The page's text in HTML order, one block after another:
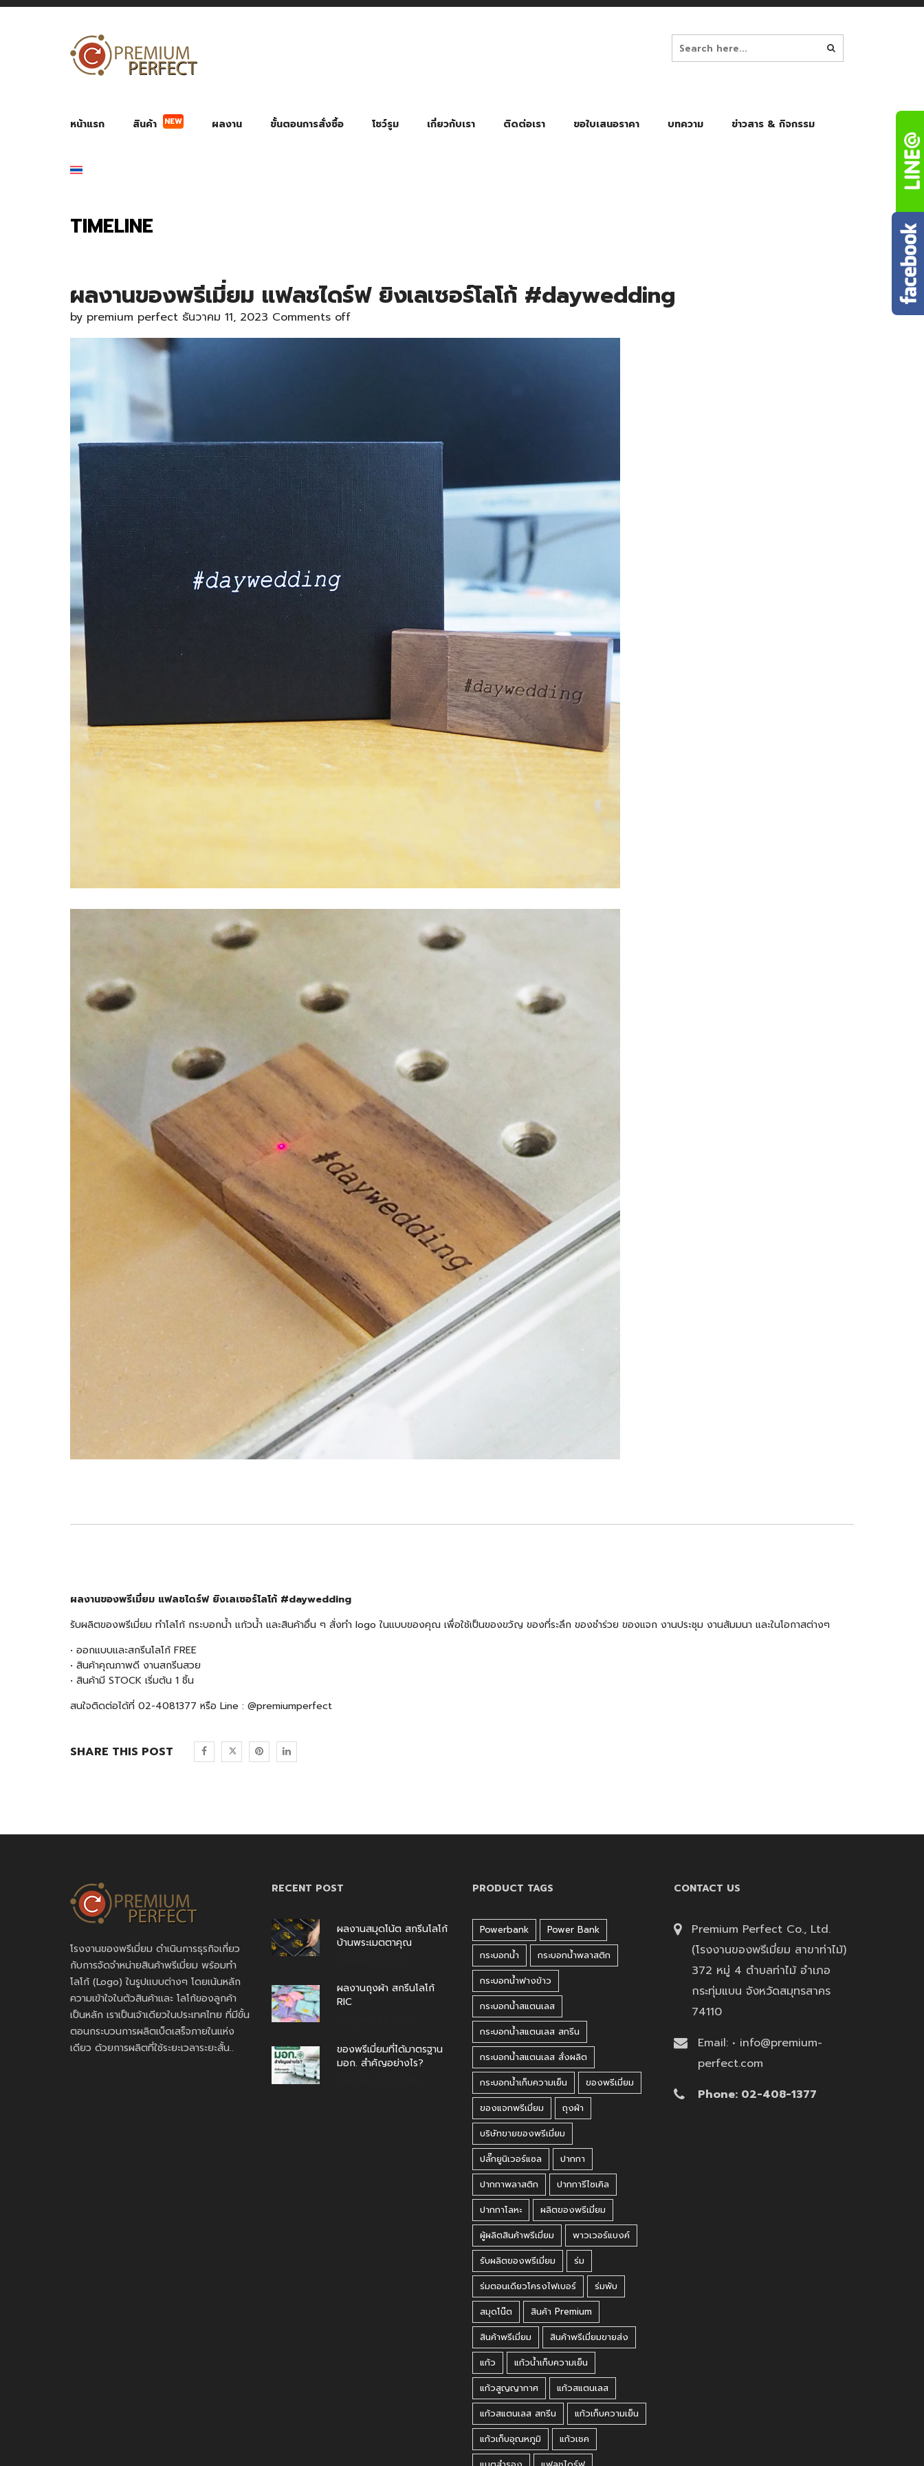
หน้าแรก สินค้า NEW ผลงาน ขั้นตอนการสั่งซื้อ โชว์รูม เกี่ยวกับเรา ติดต่อเรา ขอใบเสนอราคา บทความ ข่าวสาร & กิจกรรม
TIMELINE
ผลงานของพรีเมี่ยม แฟลชไดร์ฟ ยิงเลเซอร์โลโก้ #daywedding
by premium perfect ธันวาคม 11, 2023 Comments off
ผลงานของพรีเมี่ยม แฟลชไดร์ฟ ยิงเลเซอร์โลโก้ #daywedding
รับผลิตของพรีเมี่ยม ทำโลโก้ กระบอกน้ำ แก้วน้ำ และสินค้าอื่น ๆ สั่งทำ logo ในแบบของคุณ เพื่อใช้เป็นของขวัญ ของที่ระลึก ของชำร่วย ของแจก งานประชุม งานสัมมนา และในโอกาสต่างๆ
• ออกแบบและสกรีนโลโก้ FREE
• สินค้าคุณภาพดี งานสกรีนสวย
• สินค้ามี STOCK เริ่มต้น 1 ชิ้น
สนใจติดต่อได้ที่ 02-4081377 หรือ Line : @premiumperfect
SHARE THIS POST
โรงงานของพรีเมี่ยม ดำเนินการธุรกิจเกี่ยว
กับการจัดจำหน่ายสินค้าพรีเมี่ยม พร้อมทำ
โลโก้ (Logo) ในรูปแบบต่างๆ โดยเน้นหลัก
ความเข้าใจในตัวสินค้าและ โลโก้ของลูกค้า
เป็นหลัก เราเป็นเจ้าเดียวในประเทศไทย ที่มีขั้น
ตอนกระบวนการผลิตเบ็ดเสร็จภายในแห่ง
เดียว ด้วยการผลิตที่ใช้ระยะเวลาระยะสั้น..
RECENT POST
ผลงานสมุดโน้ต สกรีนโลโก้
บ้านพระเมตตาคุณ
ผลงานถุงผ้า สกรีนโลโก้
RIC
ของพรีเมี่ยมที่ได้มาตรฐาน
มอก. สำคัญอย่างไร?
PRODUCT TAGS
Powerbank
Power Bank
กระบอกน้ำ
กระบอกน้ำพลาสติก
กระบอกน้ำฟางข้าว
กระบอกน้ำสแตนเลส
กระบอกน้ำสแตนเลส สกรีน
กระบอกน้ำสแตนเลส สั่งผลิต
กระบอกน้ำเก็บความเย็น
ของพรีเมี่ยม
ของแจกพรีเมี่ยม
ถุงผ้า
บริษัทขายของพรีเมี่ยม
ปลั๊กยูนิเวอร์แซล
ปากกา
ปากกาพลาสติก
ปากการีไซเคิล
ปากกาโลหะ
ผลิตของพรีเมี่ยม
ผู้ผลิตสินค้าพรีเมี่ยม
พาวเวอร์แบงค์
รับผลิตของพรีเมี่ยม
ร่ม
ร่มตอนเดียวโครงไฟเบอร์
ร่มพับ
สมุดโน๊ต
สินค้า Premium
สินค้าพรีเมี่ยม
สินค้าพรีเมี่ยมขายส่ง
แก้ว
แก้วน้ำเก็บความเย็น
แก้วสูญญากาศ
แก้วสแตนเลส
แก้วสแตนเลส สกรีน
แก้วเก็บความเย็น
แก้วเก็บอุณหภูมิ
แก้วเชค
CONTACT US
Premium Perfect Co., Ltd.
(โรงงานของพรีเมี่ยม สาขาท่าไม้)
372 หมู่ 4 ตำบลท่าไม้ อำเภอ
กระทุ่มแบน จังหวัดสมุทรสาคร
74110
Email: • info@premium-
perfect.com
Phone: 02-408-1377